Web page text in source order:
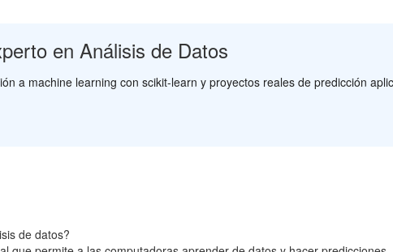
en Análisis de Datos
a machine learning con scikit-learn y proyectos reales de predicción
de datos?